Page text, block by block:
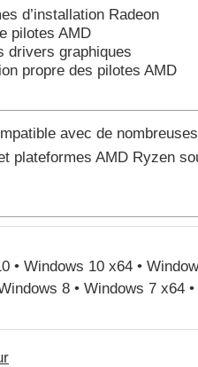
d’installation Radeon
pilotes AMD
drivers graphiques
propre des pilotes AMD
avec de
plateformes AMD Ryzen
• Windows 10 x64 •
8 • Windows 7 x64